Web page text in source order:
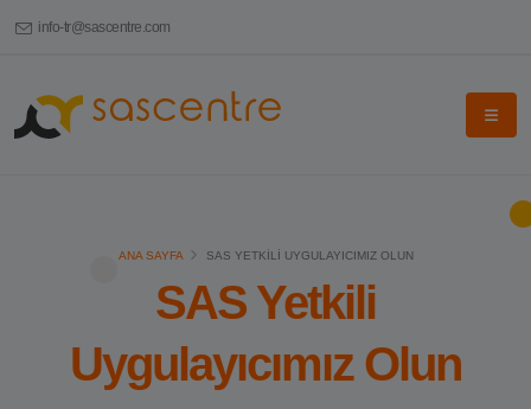
info-tr@sascentre.com
ANA SAYFA SAS YETKILI UYGULAYICIMIZ OLUN
SAS Yetkili
Uygulayıcımız Olun